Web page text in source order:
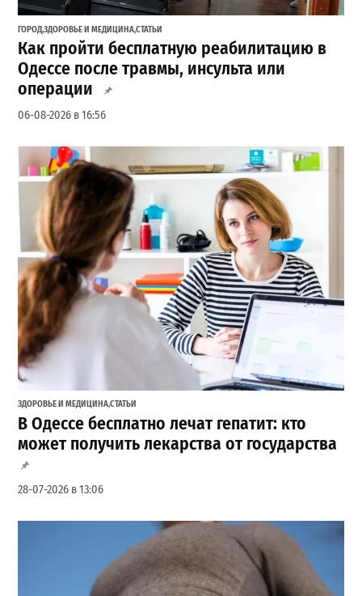
ГОРОД,ЗДОРОВЬЕ И МЕДИЦИНА,СТАТЬИ
Как пройти бесплатную реабилитацию в
Одессе после травмы, инсульта или
операции
06-08-2026 в 16:56
ЗДОРОВЬЕ И МЕДИЦИНА,СТАТЬИ
В Одессе бесплатно лечат гепатит: кто
может получить лекарства от государства
28-07-2026 в 13:06